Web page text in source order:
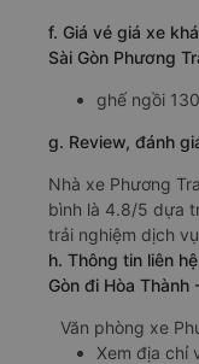
f. Giá vé giá xe
Sài Gòn Phương
ghế ngồi
g. Review, đánh
Nhà xe Phương
bình là 4.8/5 dựa
trải nghiệm dịch
h. Thông tin liên
Gòn đi Hòa Thành
Văn phòng xe
Xem địa chỉ